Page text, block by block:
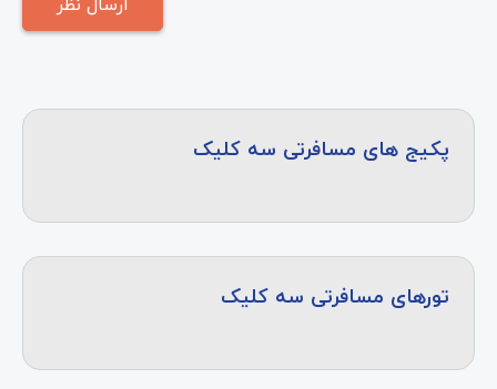
پکیج های مسافرتی سه کلیک
تورهای مسافرتی سه کلیک